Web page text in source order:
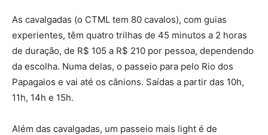
As cavalgadas (o CTML tem 80 cavalos), com guias
experientes, têm quatro trilhas de 45 minutos a 2 horas
de duração, de R$ 105 a R$ 210 por pessoa, dependendo
da escolha. Numa delas, o passeio para pelo Rio dos
Papagaios e vai até os cânions. Saídas a partir das 10h,
11h, 14h e 15h.
Além das cavalgadas, um passeio mais light é de